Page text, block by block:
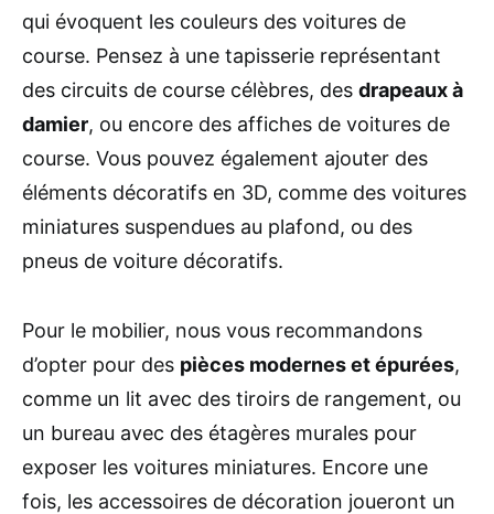
qui évoquent les couleurs des voitures de
course. Pensez à une tapisserie représentant
des circuits de course célèbres, des drapeaux à
damier, ou encore des affiches de voitures de
course. Vous pouvez également ajouter des
éléments décoratifs en 3D, comme des voitures
miniatures suspendues au plafond, ou des
pneus de voiture décoratifs.
Pour le mobilier, nous vous recommandons
d’opter pour des pièces modernes et épurées,
comme un lit avec des tiroirs de rangement, ou
un bureau avec des étagères murales pour
exposer les voitures miniatures. Encore une
fois, les accessoires de décoration joueront un